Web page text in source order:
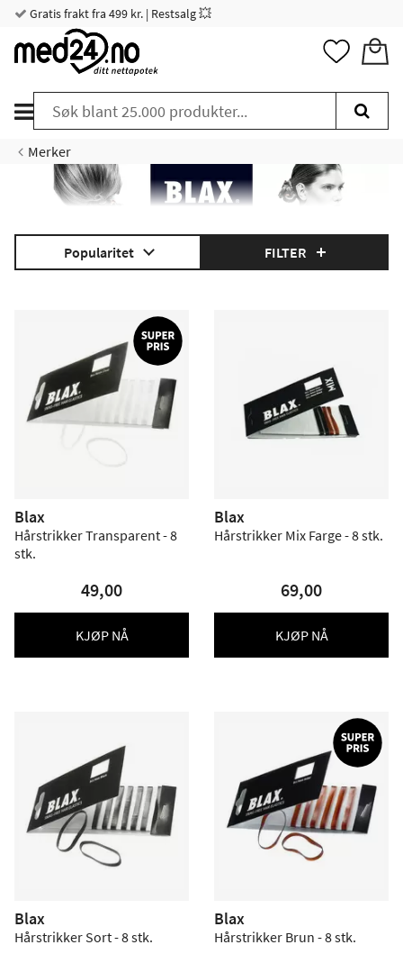
Gratis frakt fra 499 kr. | Restsalg 💥
Merker
Popularitet FILTER
Blax
Hårstrikker Transparent - 8
stk.
49,00
KJØP NÅ
Blax
Hårstrikker Mix Farge - 8 stk.
69,00
KJØP NÅ
Blax
Hårstrikker Sort - 8 stk.
Blax
Hårstrikker Brun - 8 stk.